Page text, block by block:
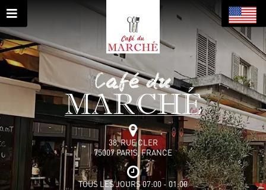
Café du
MARCHÉ
38, RUE CLER
75007 PARIS, FRANCE
TOUS LES JOURS 07:00 - 01:00